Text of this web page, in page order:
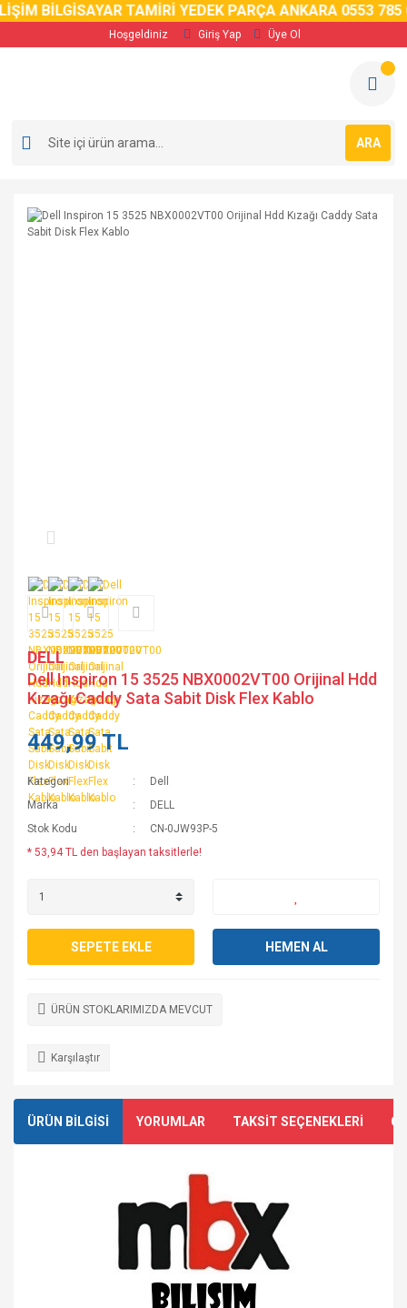
BİLGİSAYAR TAMİRİ YEDEK PARÇA ANKARA 0553 785 02
Hoşgeldiniz Giriş Yap Üye Ol
ARA
DELL
Dell Inspiron 15 3525 NBX0002VT00 Orijinal Hdd
Kızağı Caddy Sata Sabit Disk Flex Kablo
449,99 TL
Kategori
Dell
Marka
DELL
Stok Kodu
CN-0JW93P-5
* 53,94 TL den başlayan taksitlerle!
SEPETE EKLE HEMEN AL
ÜRÜN STOKLARIMIZDA MEVCUT
Karşılaştır
ÜRÜN BİLGİSİ YORUMLAR TAKSİT SEÇENEKLERİ